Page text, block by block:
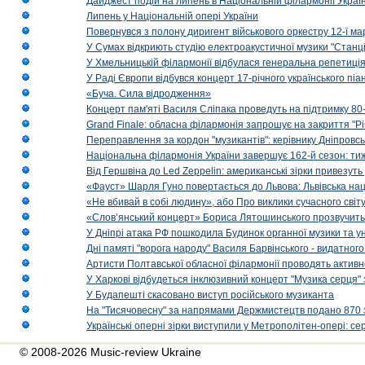
Липень у Національній опері України
Повернувся з полону диригент військового оркестру 12-ї
У Сумах відкриють студію електроакустичної музики
У Хмельницькій філармонії відбулася генеральна
У Раді Європи відбувся концерт 17-річного українського
«Буча. Сила відродження»
Концерт пам'яті Василя Сліпака проведуть на підтримку
Grand Finale: обласна філармонія запрошує на закриття
Переправлення за кордон "музикантів": керівнику
Національна філармонія України завершує 162-й сезон:
Від Гершвіна до Led Zeppelin: американські зірки
«Фауст» Шарля Гуно повертається до Львова: Львівська
«Не вбивай в собі людину», або Про виклики сучасного світу
«Слов’янський концерт» Бориса Лятошинського
У Дніпрі атака РФ пошкодила Будинок органної музики та
Дні памяті "ворога народу" Василя Барвінського -
Артисти Полтавської обласної філармонії проводять
У Харкові відбудеться інклюзивний концерт "Музика
У Будапешті скасовано виступ російського музиканта
На "Тисячовесну" за напрямами Держмистецтв подано 870
Українські оперні зірки виступили у Метрополітен-опері:
© 2008-2026 Music-review Ukraine